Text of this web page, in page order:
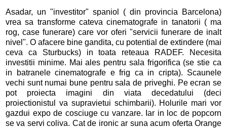
Asadar, un "investitor" spaniol ( din provincia Barcelona)
vrea sa transforme cateva cinematografe in tanatorii ( ma
rog, case funerare) care vor oferi "servicii funerare de inalt
nivel". O afacere bine gandita, cu potential de extindere (mai
ceva ca Sturbucks) in toata reteaua RADEF. Necesita
investitii minime. Mai ales pentru sala frigorifica (se stie ca
in batranele cinematografe e frig ca in cripta). Scaunele
vechi sunt numai bune pentru sala de priveghi. Pe ecran se
pot proiecta imagini din viata decedatului (deci
proiectionistul va supravietui schimbarii). Holurile mari vor
gazdui expo de cosciuge cu vanzare. Iar in loc de popcorn
se va servi coliva. Cat de ironic ar suna acum oferta Orange